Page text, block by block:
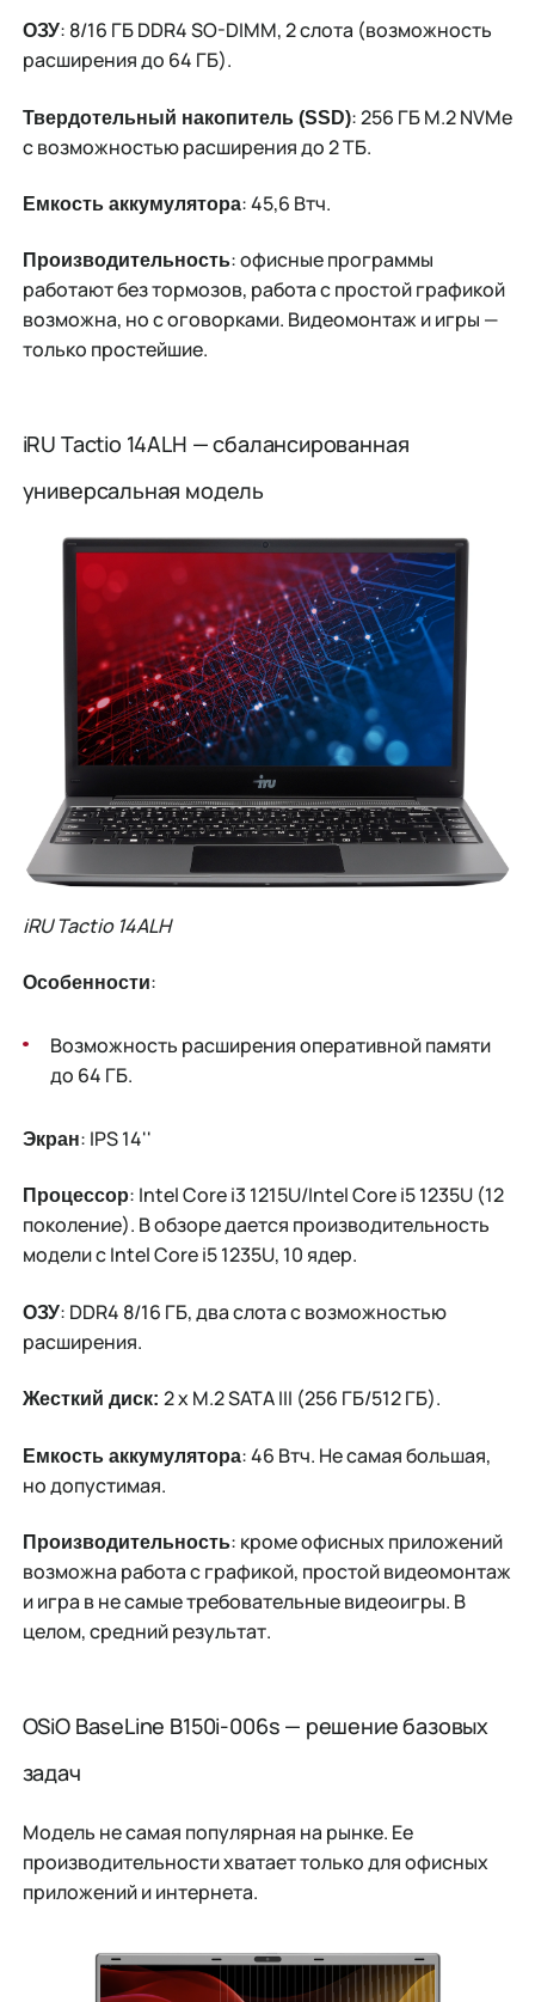
ОЗУ: 8/16 ГБ DDR4 SO-DIMM, 2 слота (возможность
расширения до 64 ГБ).
Твердотельный накопитель (SSD): 256 ГБ M.2 NVMe
с возможностью расширения до 2 ТБ.
Емкость аккумулятора: 45,6 Втч.
Производительность: офисные программы
работают без тормозов, работа с простой графикой
возможна, но с оговорками. Видеомонтаж и игры —
только простейшие.
iRU Tactio 14ALH — сбалансированная
универсальная модель
iRU Tactio 14ALH
Особенности:
Возможность расширения оперативной памяти
до 64 ГБ.
Экран: IPS 14''
Процессор: Intel Core i3 1215U/Intel Core i5 1235U (12
поколение). В обзоре дается производительность
модели с Intel Core i5 1235U, 10 ядер.
ОЗУ: DDR4 8/16 ГБ, два слота с возможностью
расширения.
Жесткий диск: 2 x M.2 SATA III (256 ГБ/512 ГБ).
Емкость аккумулятора: 46 Втч. Не самая большая,
но допустимая.
Производительность: кроме офисных приложений
возможна работа с графикой, простой видеомонтаж
и игра в не самые требовательные видеоигры. В
целом, средний результат.
OSiO BaseLine B150i-006s — решение базовых
задач
Модель не самая популярная на рынке. Ее
производительности хватает только для офисных
приложений и интернета.